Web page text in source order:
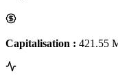
Capitalisation : 421.55